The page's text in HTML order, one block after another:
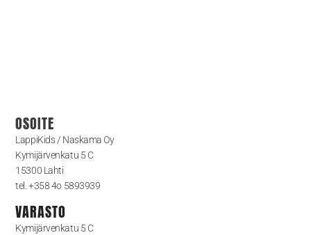
OSOITE
LappiKids / Naskama Oy
Kymijärvenkatu 5 C
15300 Lahti
tel. +358 4o 5893939
VARASTO
Kymijärvenkatu 5 C